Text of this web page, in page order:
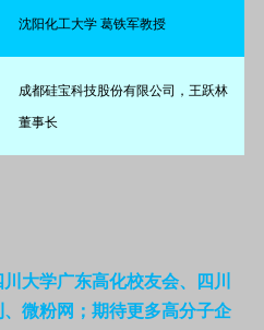
沈阳化工大学 葛铁军教授
成都硅宝科技股份有限公司，王跃林
董事长
大学广东高化校友会、四川
、微粉网；期待更多高分子企